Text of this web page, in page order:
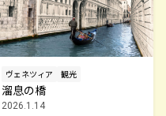
ヴェネツィア 観光
溜息の橋
2026.1.14